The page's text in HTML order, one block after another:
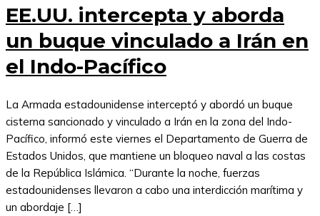
EE.UU. intercepta y aborda
un buque vinculado a Irán en
el Indo-Pacífico
La Armada estadounidense interceptó y abordó un buque
cisterna sancionado y vinculado a Irán en la zona del Indo-
Pacífico, informó este viernes el Departamento de Guerra de
Estados Unidos, que mantiene un bloqueo naval a las costas
de la República Islámica. “Durante la noche, fuerzas
estadounidenses llevaron a cabo una interdicción marítima y
un abordaje […]